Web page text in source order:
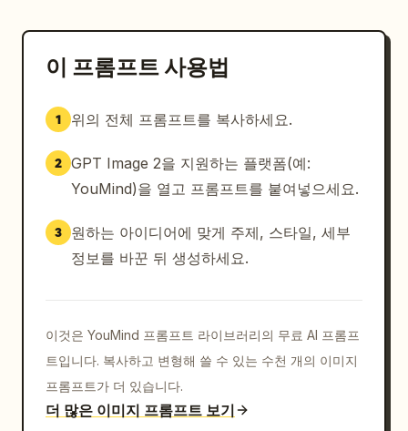
ささやきを、ひとくちに。” 및 브랜드명 “MAISON DE
LUMIÈRE”를 추가할 것.
화장품 광고 조명, 크리스털 유리 굴절, 반짝이는 커
드 투명도, 파스텔 해양 광채, 우아한 세리프 타이포
그래피와 섬세한 필기체의 조화. 타이포그래피는 가독
도하도록 할 것.
터 시트처럼 보이지 않게 할 것. 불필요한 브랜드 로
고, 워터마크, QR 코드, 관련 없는 오브젝트는 제외할
것.
이 프롬프트 사용법
1 위의 전체 프롬프트를 복사하세요.
2 GPT Image 2을 지원하는 플랫폼(예:
YouMind)을 열고 프롬프트를 붙여넣으세요.
3
원하는 아이디어에 맞게 주제, 스타일, 세부
정보를 바꾼 뒤 생성하세요.
이것은 YouMind 프롬프트 라이브러리의 무료 AI 프롬프
트입니다. 복사하고 변형해 쓸 수 있는 수천 개의 이미지
프롬프트가 더 있습니다.
더 많은 이미지 프롬프트 보기